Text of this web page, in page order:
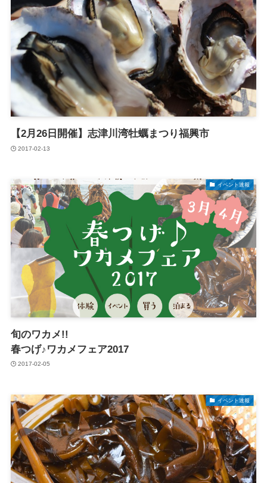
【2月26日開催】志津川湾牡蠣まつり福興市
2017-02-13
イベント速報
旬のワカメ!!
春つげ♪ワカメフェア2017
2017-02-05
イベント速報